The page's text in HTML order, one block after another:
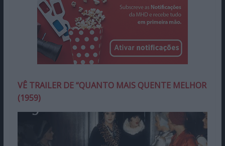
VÊ TRAILER DE “QUANTO MAIS QUENTE MELHOR
(1959)